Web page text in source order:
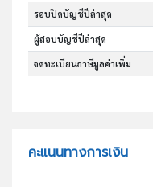
รอบปิดบัญชีปีล่าสุด
ผู้สอบบัญชีปีล่าสุด
จดทะเบียนภาษีมูลค่าเพิ่ม
คะแนนทางการเงิน